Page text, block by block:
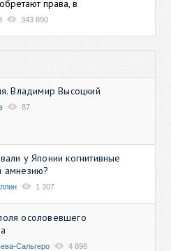
права, в
343 890
Владимир Высоцкий
87
у Японии когнитивные
амнезию?
1 307
осоловевшего
Сальгеро 4 898